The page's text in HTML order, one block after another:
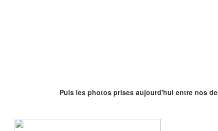
Puis les photos prises aujourd'hui entre nos